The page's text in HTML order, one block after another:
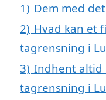
1) Dem med
2) Hvad kan et
tagrensning i
3) Indhent altid
tagrensning i